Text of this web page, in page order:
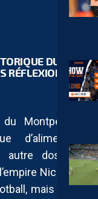
DU
RÉFLEXIONS
Montpellier
d’alimenter
autre dossier
Nicollin.
mais bien